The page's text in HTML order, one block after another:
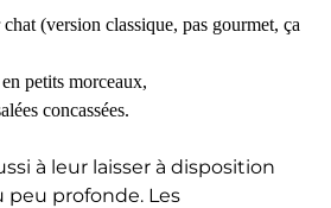
(version classique, pas gourmet, ça
petits morceaux,
concassées.
à leur laisser à disposition
peu profonde. Les